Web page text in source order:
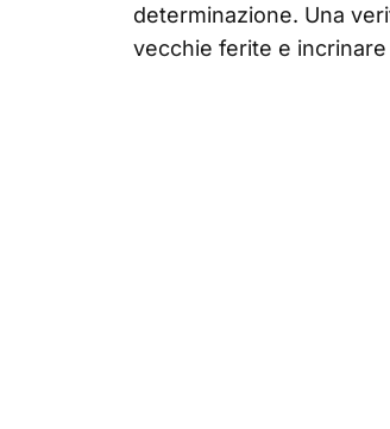
determinazione. Una
vecchie ferite e